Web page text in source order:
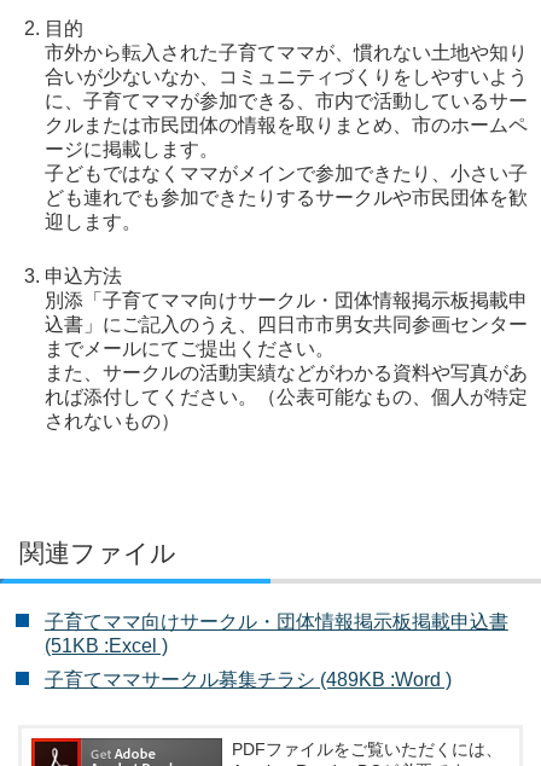
目的
市外から転入された子育てママが、慣れない土地や知り
合いが少ないなか、コミュニティづくりをしやすいよう
に、子育てママが参加できる、市内で活動しているサー
クルまたは市民団体の情報を取りまとめ、市のホームペ
ージに掲載します。
子どもではなくママがメインで参加できたり、小さい子
ども連れでも参加できたりするサークルや市民団体を歓
迎します。
申込方法
別添「子育てママ向けサークル・団体情報掲示板掲載申
込書」にご記入のうえ、四日市市男女共同参画センター
までメールにてご提出ください。
また、サークルの活動実績などがわかる資料や写真があ
れば添付してください。（公表可能なもの、個人が特定
されないもの）
関連ファイル
子育てママ向けサークル・団体情報掲示板掲載申込書
(51KB :Excel )
子育てママサークル募集チラシ (489KB :Word )
PDFファイルをご覧いただくには、